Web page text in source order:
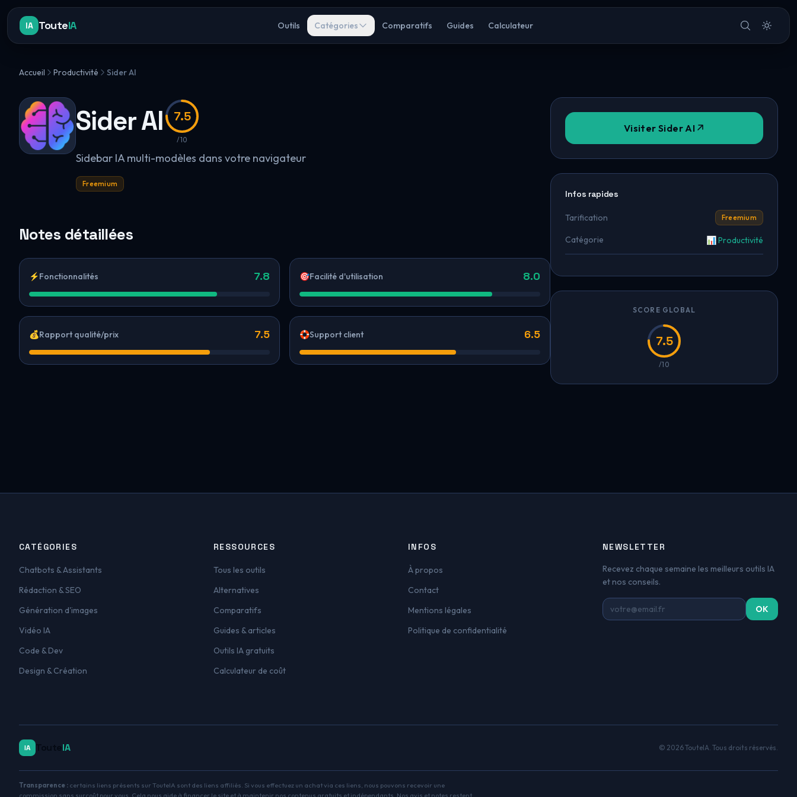
IA TouteIA Outils Catégories Comparatifs Guides Calculateur
Accueil Productivité Sider AI
Sider AI 7.5
/10
Sidebar IA multi-modèles dans votre navigateur
Freemium
Notes détaillées
⚡Fonctionnalités 7.8 🎯Facilité d'utilisation 8.0
💰Rapport qualité/prix 7.5 🛟Support client 6.5
Visiter Sider AI
Infos rapides
Tarification Freemium
Catégorie 📊 Productivité
SCORE GLOBAL
7.5
/10
CATÉGORIES
Chatbots & Assistants
Rédaction & SEO
Génération d'images
Vidéo IA
Code & Dev
Design & Création
RESSOURCES
Tous les outils
Alternatives
Comparatifs
Guides & articles
Outils IA gratuits
Calculateur de coût
INFOS
À propos
Contact
Mentions légales
Politique de confidentialité
NEWSLETTER
Recevez chaque semaine les meilleurs outils IA
et nos conseils.
Adresse email OK
IA IA © 2026 TouteIA. Tous droits réservés.
Transparence : certains liens présents sur TouteIA sont des liens affiliés. Si vous effectuez un achat via ces liens, nous pouvons recevoir une
commission sans surcoût pour vous. Cela nous aide à financer le site et à maintenir nos contenus gratuits et indépendants. Nos avis et notes restent